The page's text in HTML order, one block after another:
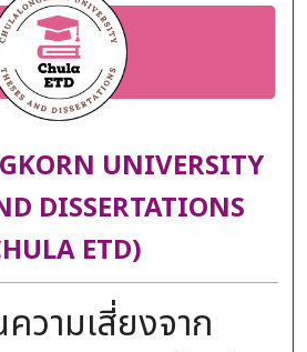
UNIVERSITY
DISSERTATIONS
ETD)
ความเสี่ยงจาก